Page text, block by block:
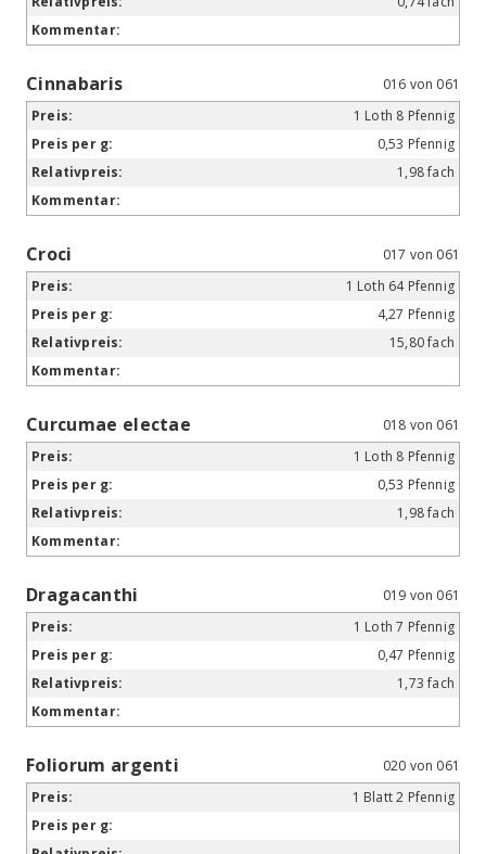
Cinnabaris
016 von 061
1 Loth 8 Pfennig
0,53 Pfennig
1,98 fach
Croci
017 von 061
1 Loth 64 Pfennig
4,27 Pfennig
15,80 fach
Curcumae electae
018 von 061
1 Loth 8 Pfennig
0,53 Pfennig
1,98 fach
Dragacanthi
019 von 061
1 Loth 7 Pfennig
0,47 Pfennig
1,73 fach
Foliorum argenti
020 von 061
1 Blatt 2 Pfennig